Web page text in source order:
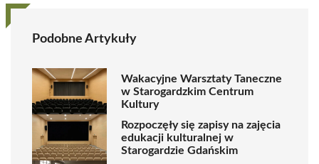
Podobne Artykuły
Wakacyjne Warsztaty Taneczne
w Starogardzkim Centrum
Kultury
Rozpoczęły się zapisy na zajęcia
edukacji kulturalnej w
Starogardzie Gdańskim